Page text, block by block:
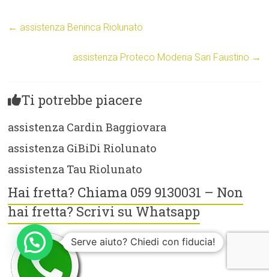
← assistenza Beninca Riolunato
assistenza Proteco Modena San Faustino →
Ti potrebbe piacere
assistenza Cardin Baggiovara
assistenza GiBiDi Riolunato
assistenza Tau Riolunato
Hai fretta? Chiama 059 9130031 – Non
hai fretta? Scrivi su Whatsapp
Serve aiuto? Chiedi con fiducia!